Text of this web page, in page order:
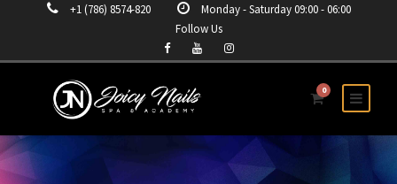
+1 (786) 8574-820
Monday - Saturday 09:00 - 06:00
Follow Us
0